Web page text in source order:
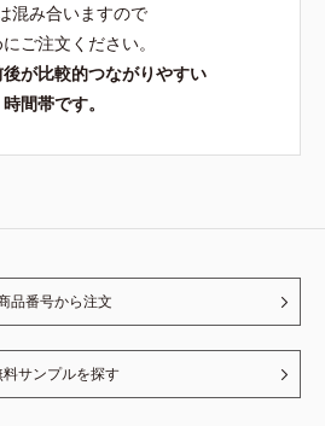
混み合いますので
ご注文ください。
が比較的つながりやすい
時間帯です。
品番号から注文
料サンプルを探す